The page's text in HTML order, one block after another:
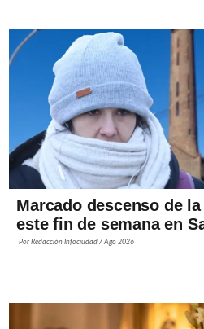
Marcado descenso de
este fin de semana en
PorRedacción Infociudad 7 Ago 2026